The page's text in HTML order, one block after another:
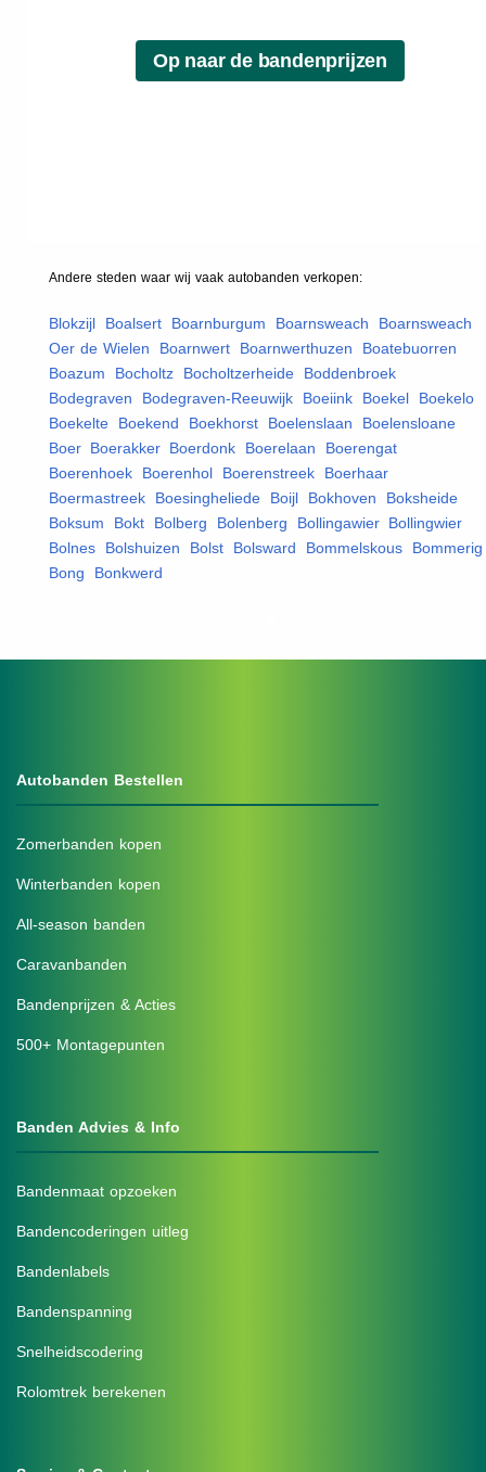
Andere steden waar wij vaak autobanden verkopen:
Blokzijl Boalsert Boarnburgum Boarnsweach
Boarnsweach
Oer de Wielen
Boarnwert Boarnwerthuzen Boatebuorren
Boazum
Bocholtz Bocholtzerheide Boddenbroek
Bodegraven
Bodegraven-Reeuwijk Boeiink Boekel Boekelo
Boekelte
Boekend Boekhorst Boelenslaan Boelensloane
Boer, Boerakker, Boerdonk Boerelaan Boerengat
Boerenhoek
Boerenhol Boerenstreek Boerhaar,
Boermastreek
Boesingheliede Boijl Bokhoven Boksheide
Boksum
Bokt Bolberg Bolenberg Bollingawier, Bollingwier,
Bolnes
Bolshuizen Bolst Bolsward Bommelskous Bommerig
Bong
Bonkwerd
Autobanden Bestellen
Zomerbanden kopen
Winterbanden kopen
All-season banden
Caravanbanden
Bandenprijzen & Acties
500+ Montagepunten
Banden Advies & Info
Bandenmaat opzoeken
Bandencoderingen uitleg
Bandenlabels
Bandenspanning
Snelheidscodering
Rolomtrek berekenen